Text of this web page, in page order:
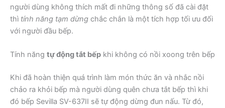
người dùng không thích mất đi những thông số đã cài đặt
thì tính năng tạm dừng chắc chắn là một tích hợp tối ưu đối
với người đầu bếp.
Tính năng tự động tắt bếp khi không có nồi xoong trên bếp
Khi đã hoàn thiện quá trình làm món thức ăn và nhắc nồi
chảo ra khỏi bếp mà người dùng quên chưa tắt bếp thì khi
đó bếp Sevilla SV-637II sẽ tự động dừng đun nấu. Từ đó,